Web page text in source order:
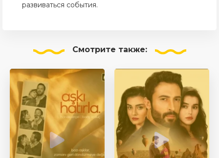
развиваться события.
Смотрите также: